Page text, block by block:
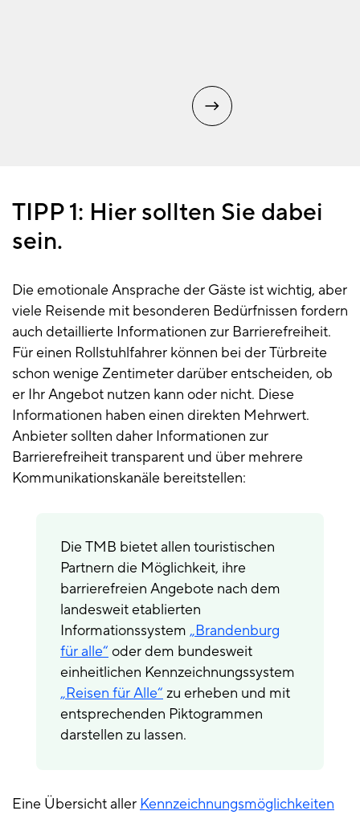
TIPP 1: Hier sollten Sie dabei
sein.
Die emotionale Ansprache der Gäste ist wichtig, aber
viele Reisende mit besonderen Bedürfnissen fordern
auch detaillierte Informationen zur Barrierefreiheit.
Für einen Rollstuhlfahrer können bei der Türbreite
schon wenige Zentimeter darüber entscheiden, ob
er Ihr Angebot nutzen kann oder nicht. Diese
Informationen haben einen direkten Mehrwert.
Anbieter sollten daher Informationen zur
Barrierefreiheit transparent und über mehrere
Kommunikationskanäle bereitstellen:
Die TMB bietet allen touristischen
Partnern die Möglichkeit, ihre
barrierefreien Angebote nach dem
landesweit etablierten
Informationssystem „Brandenburg
für alle“ oder dem bundesweit
einheitlichen Kennzeichnungssystem
„Reisen für Alle“ zu erheben und mit
entsprechenden Piktogrammen
darstellen zu lassen.
Eine Übersicht aller Kennzeichnungsmöglichkeiten